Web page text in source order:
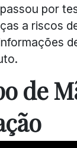
por
a riscos
de